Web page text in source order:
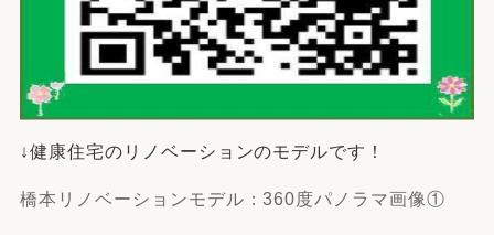
↓健康住宅のリノベーションのモデルです！
橋本リノベーションモデル：360度パノラマ画像①